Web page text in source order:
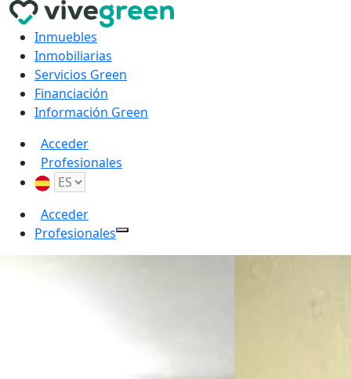
Inmuebles
Inmobiliarias
Servicios Green
Financiación
Información Green
Acceder
Profesionales
Acceder
Profesionales